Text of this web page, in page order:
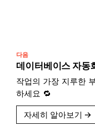
다음
데이터베이스 자동
작업의 가장 지루한
하세요 🔁
자세히 알아보기 →